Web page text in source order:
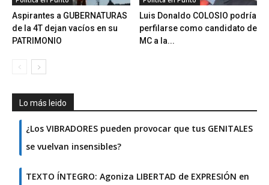
Aspirantes a GUBERNATURAS
de la 4T dejan vacíos en su
PATRIMONIO
Luis Donaldo COLOSIO podría
perfilarse como candidato de
MC a la...
Lo más leido
¿Los VIBRADORES pueden provocar que tus GENITALES
se vuelvan insensibles?
TEXTO ÍNTEGRO: Agoniza LIBERTAD de EXPRESIÓN en